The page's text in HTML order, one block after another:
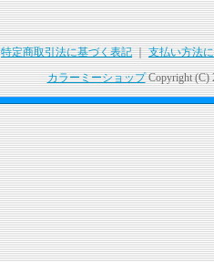
特定商取引法に基づく表記｜支払い方法
カラーミーショップCopyright (C)